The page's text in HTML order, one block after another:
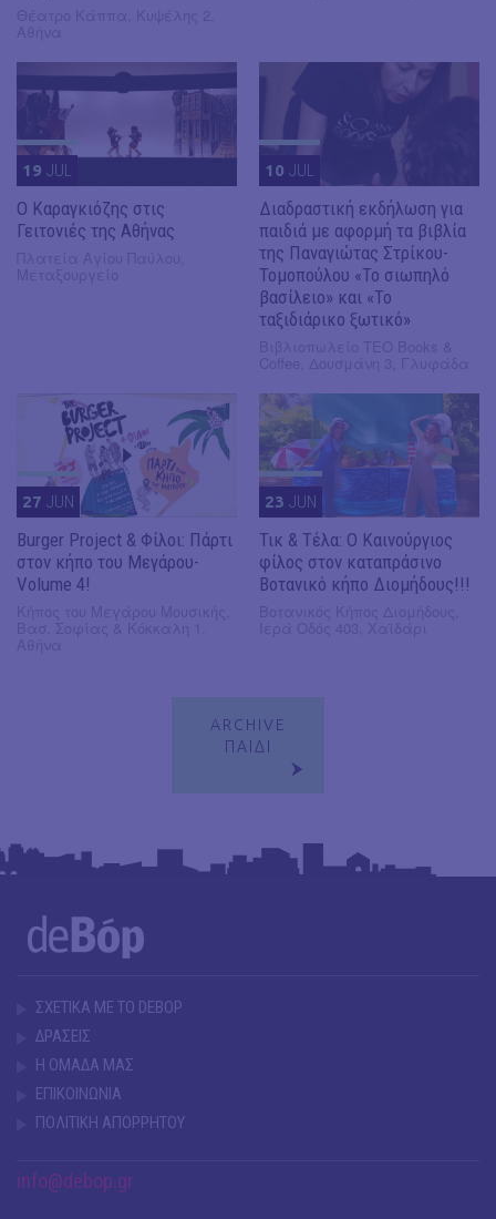
19 JUL
​Ο Καραγκιόζης στις
Γειτονιές της Αθήνας
10 JUL
Διαδραστική εκδήλωση για
παιδιά με αφορμή τα βιβλία
της Παναγιώτας Στρίκου-
Τομοπούλου «Το σιωπηλό
βασίλειο» και «Το
ταξιδιάρικο ξωτικό»
27 JUN
Burger Project & Φίλοι: Πάρτι
στον κήπο του Μεγάρου-
Volume 4!
23 JUN
Τικ & Τέλα: Ο Καινούργιος
φίλος στον καταπράσινο
Βοτανικό κήπο Διομήδους!!!
ARCHIVE
ΠΑΙΔΙ
ΣΧΕΤΙΚΑ ΜΕ ΤΟ DEBOP
ΔΡΑΣΕΙΣ
Η ΟΜΑΔΑ ΜΑΣ
ΕΠΙΚΟΙΝΩΝΙΑ
ΠΟΛΙΤΙΚΗ ΑΠΟΡΡΗΤΟΥ
info@debop.gr